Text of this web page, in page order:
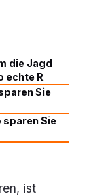
die Jagd
echte R
Sie
sparen Sie
ist